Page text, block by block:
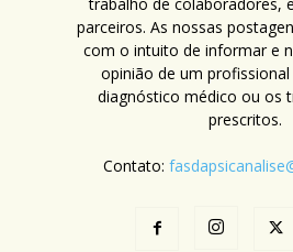
parceiros. As nossas
com o intuito de informar e
opinião de um
diagnóstico médico ou os
prescritos.
Contato: